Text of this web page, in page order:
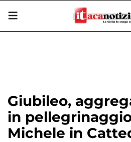
Giubileo,
in
Michele in